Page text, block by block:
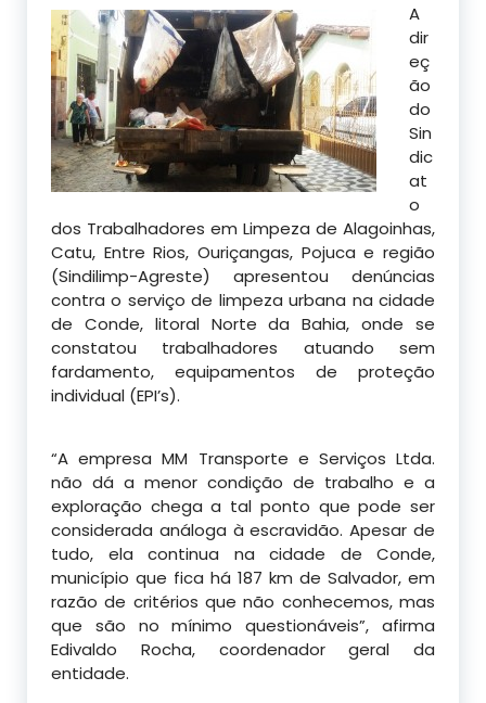
A
dir
eç
ão
do
Sin
dic
at
o
dos Trabalhadores em Limpeza de Alagoinhas,
Catu, Entre Rios, Ouriçangas, Pojuca e região
(Sindilimp-Agreste) apresentou denúncias
contra o serviço de limpeza urbana na cidade
de Conde, litoral Norte da Bahia, onde se
constatou trabalhadores atuando sem
fardamento, equipamentos de proteção
individual (EPI’s).
“A empresa MM Transporte e Serviços Ltda.
não dá a menor condição de trabalho e a
exploração chega a tal ponto que pode ser
considerada análoga à escravidão. Apesar de
tudo, ela continua na cidade de Conde,
município que fica há 187 km de Salvador, em
razão de critérios que não conhecemos, mas
que são no mínimo questionáveis”, afirma
Edivaldo Rocha, coordenador geral da
entidade.